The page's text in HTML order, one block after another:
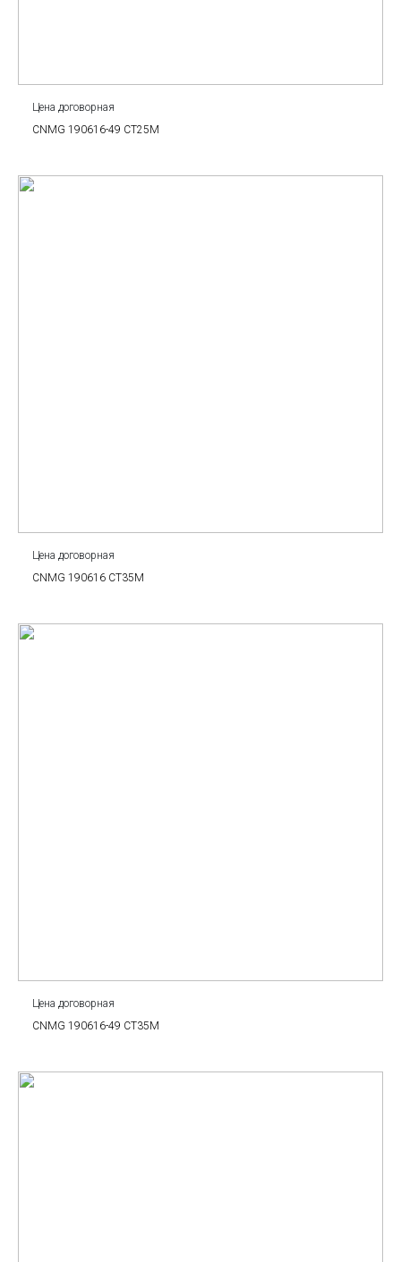
Цена договорная
CNMG 190616-49 CT25M
Цена договорная
CNMG 190616 CT35M
Цена договорная
CNMG 190616-49 CT35M